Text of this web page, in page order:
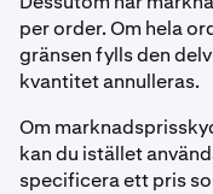
per order. Om hela
gränsen fylls den
kvantitet annulleras.
Om
kan du istället
specificera ett pris